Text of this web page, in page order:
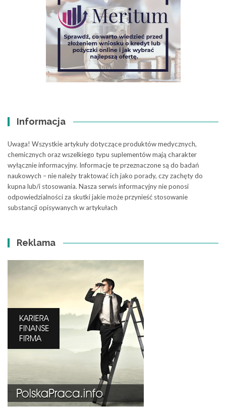
Informacja
Uwaga! Wszystkie artykuły dotyczące produktów medycznych,
chemicznych oraz wszelkiego typu suplementów mają charakter
wyłącznie informacyjny. Informacje te przeznaczone są do badań
naukowych – nie należy traktować ich jako porady, czy zachęty do
kupna lub/i stosowania. Nasza serwis informacyjny nie ponosi
odpowiedzialności za skutki jakie może przynieść stosowanie
substancji opisywanych w artykułach
Reklama